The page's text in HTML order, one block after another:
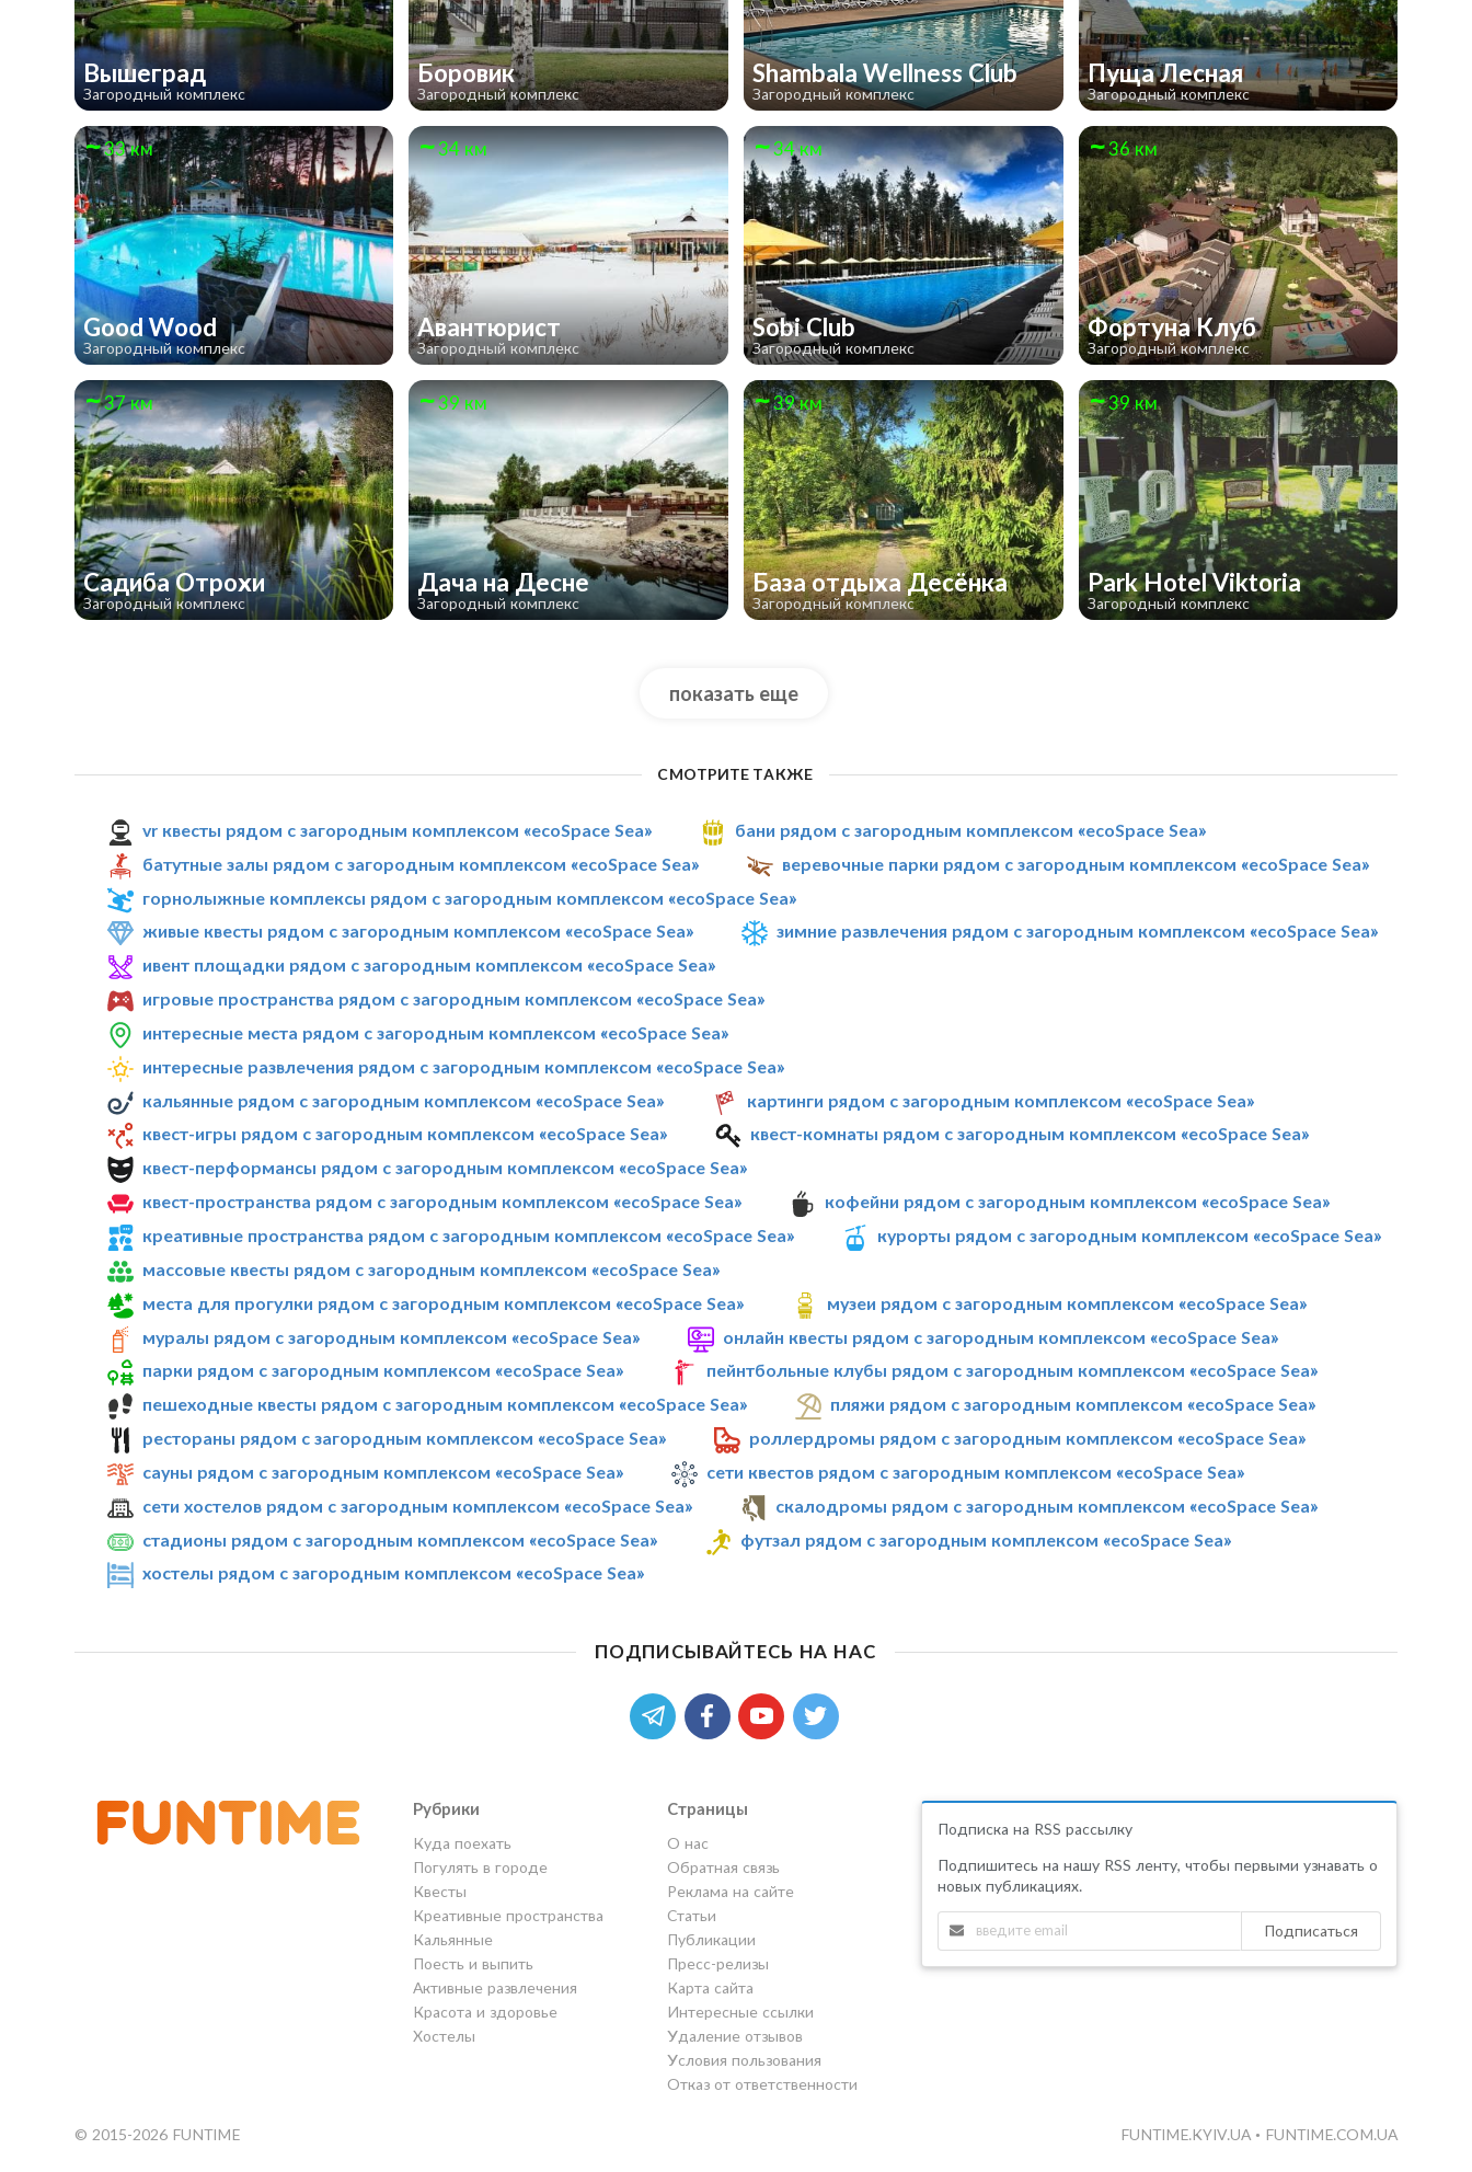
Вышеград
Загородный комплекс
Боровик
Загородный комплекс
Shambala Wellness Club
Загородный комплекс
Пуща Лесная
Загородный комплекс
33 км
Good Wood
Загородный комплекс
34 км
Авантюрист
Загородный комплекс
34 км
Sobi Club
Загородный комплекс
36 км
Фортуна Клуб
Загородный комплекс
37 км
Садиба Отрохи
Загородный комплекс
39 км
Дача на Десне
Загородный комплекс
39 км
База отдыха Десёнка
Загородный комплекс
39 км
Park Hotel Viktoria
Загородный комплекс
показать еще
СМОТРИТЕ ТАКЖЕ
vr квесты рядом с загородным комплексом «ecoSpace Sea»
бани рядом с загородным комплексом «ecoSpace Sea»
батутные залы рядом с загородным комплексом «ecoSpace Sea»
веревочные парки рядом с загородным комплексом «ecoSpace Sea»
горнолыжные комплексы рядом с загородным комплексом «ecoSpace Sea»
живые квесты рядом с загородным комплексом «ecoSpace Sea»
зимние развлечения рядом с загородным комплексом «ecoSpace Sea»
ивент площадки рядом с загородным комплексом «ecoSpace Sea»
игровые пространства рядом с загородным комплексом «ecoSpace Sea»
интересные места рядом с загородным комплексом «ecoSpace Sea»
интересные развлечения рядом с загородным комплексом «ecoSpace Sea»
кальянные рядом с загородным комплексом «ecoSpace Sea»
картинги рядом с загородным комплексом «ecoSpace Sea»
квест-игры рядом с загородным комплексом «ecoSpace Sea»
квест-комнаты рядом с загородным комплексом «ecoSpace Sea»
квест-перформансы рядом с загородным комплексом «ecoSpace Sea»
квест-пространства рядом с загородным комплексом «ecoSpace Sea»
кофейни рядом с загородным комплексом «ecoSpace Sea»
креативные пространства рядом с загородным комплексом «ecoSpace Sea»
курорты рядом с загородным комплексом «ecoSpace Sea»
массовые квесты рядом с загородным комплексом «ecoSpace Sea»
места для прогулки рядом с загородным комплексом «ecoSpace Sea»
музеи рядом с загородным комплексом «ecoSpace Sea»
муралы рядом с загородным комплексом «ecoSpace Sea»
онлайн квесты рядом с загородным комплексом «ecoSpace Sea»
парки рядом с загородным комплексом «ecoSpace Sea»
пейнтбольные клубы рядом с загородным комплексом «ecoSpace Sea»
пешеходные квесты рядом с загородным комплексом «ecoSpace Sea»
пляжи рядом с загородным комплексом «ecoSpace Sea»
рестораны рядом с загородным комплексом «ecoSpace Sea»
роллердромы рядом с загородным комплексом «ecoSpace Sea»
сауны рядом с загородным комплексом «ecoSpace Sea»
сети квестов рядом с загородным комплексом «ecoSpace Sea»
сети хостелов рядом с загородным комплексом «ecoSpace Sea»
скалодромы рядом с загородным комплексом «ecoSpace Sea»
стадионы рядом с загородным комплексом «ecoSpace Sea»
футзал рядом с загородным комплексом «ecoSpace Sea»
хостелы рядом с загородным комплексом «ecoSpace Sea»
ПОДПИСЫВАЙТЕСЬ НА НАС
Рубрики
Куда поехать
Погулять в городе
Квесты
Креативные пространства
Кальянные
Поесть и выпить
Активные развлечения
Красота и здоровье
Хостелы
Страницы
О нас
Обратная связь
Реклама на сайте
Статьи
Публикации
Пресс-релизы
Карта сайта
Интересные ссылки
Удаление отзывов
Условия пользования
Отказ от ответственности
Подписка на RSS рассылку
Подпишитесь на нашу RSS ленту, чтобы первыми узнавать о
новых публикациях.
Подписаться
© 2015-2026 FUNTIME FUNTIME.KYIV.UA • FUNTIME.COM.UA